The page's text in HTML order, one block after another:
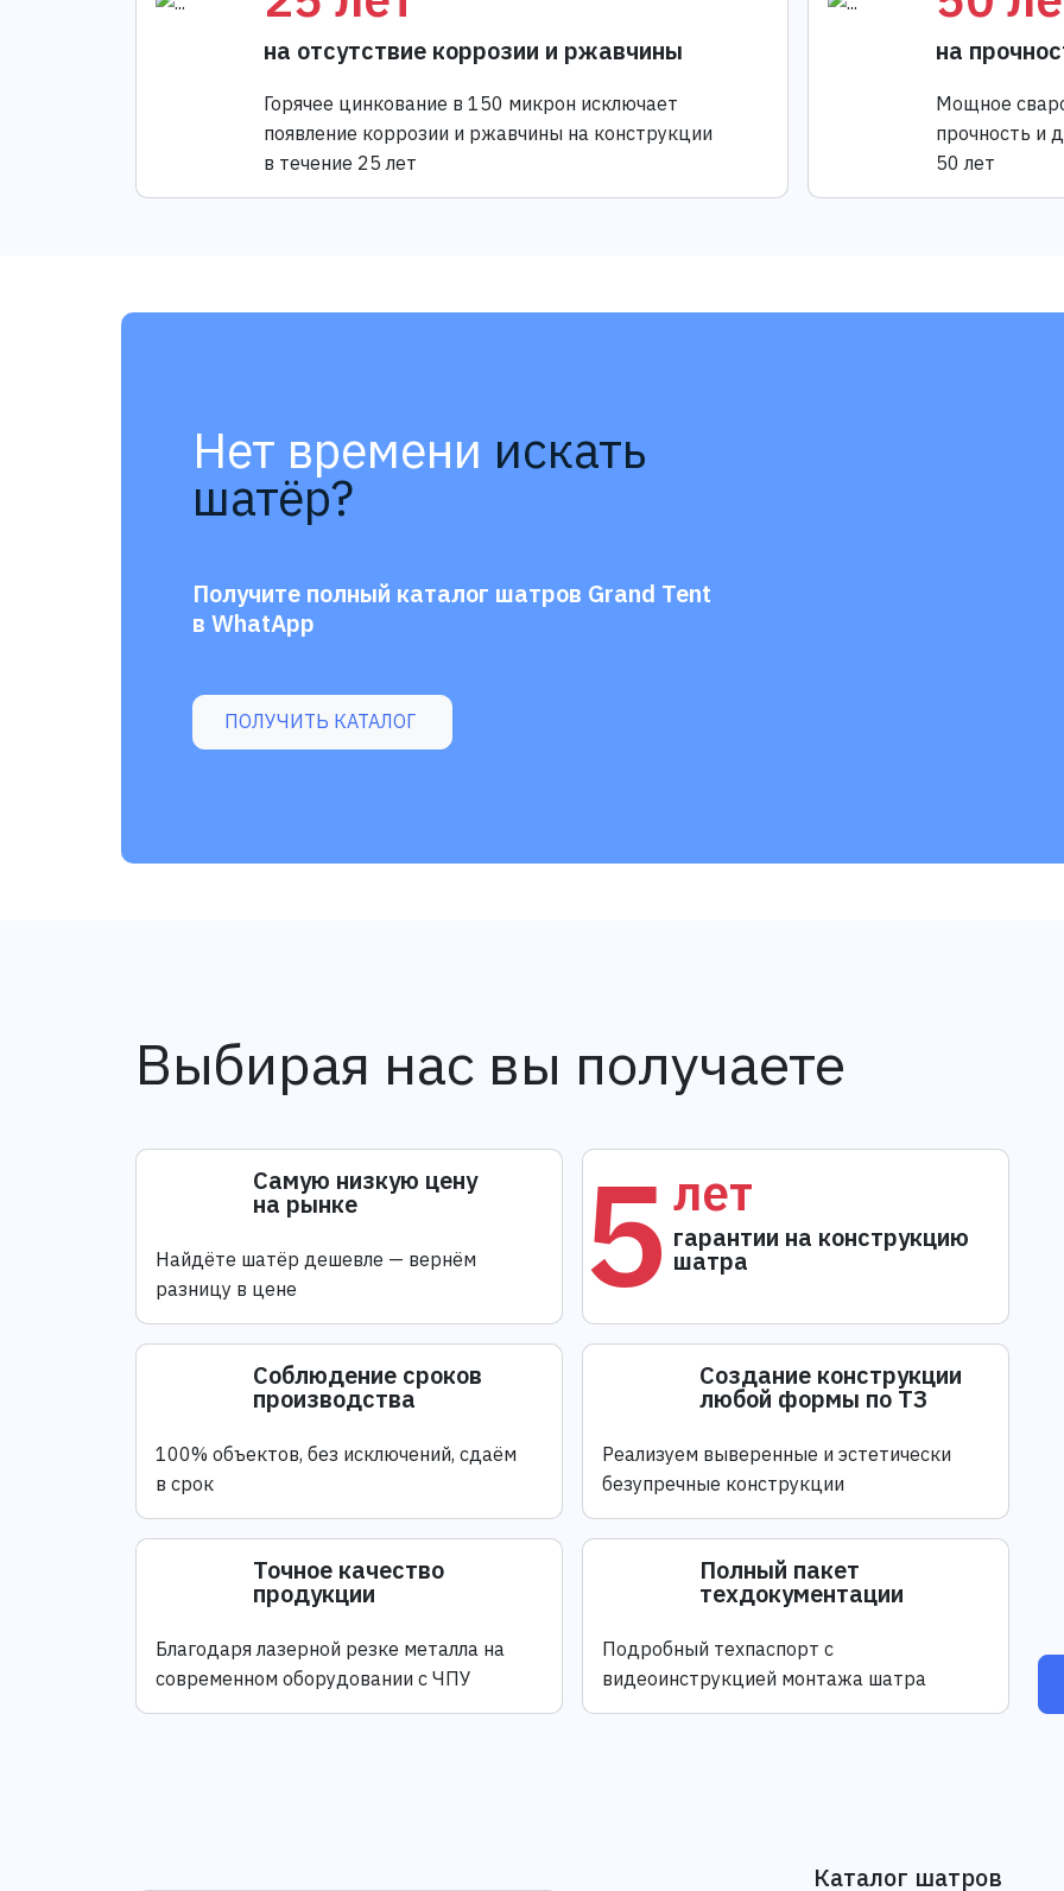
на отсутствие коррозии и ржавчины
Горячее цинкование в 150 микрон исключает
появление коррозии и ржавчины на конструкции
в течение 25 лет
на
Мощное
прочность и
50 лет
Нет времени искать
шатёр?
Получите полный каталог шатров Grand Tent
в WhatApp
ПОЛУЧИТЬ КАТАЛОГ
Выбирая нас вы получаете
Самую низкую цену
на рынке
Найдёте шатёр дешевле — вернём
разницу в цене
5лет
гарантии на конструкцию
шатра
Соблюдение сроков
производства
100% объектов, без исключений, сдаём
в срок
Создание конструкции
любой формы по ТЗ
Реализуем выверенные и эстетически
безупречные конструкции
Точное качество
продукции
Благодаря лазерной резке металла на
современном оборудовании с ЧПУ
Полный пакет
техдокументации
Подробный техпаспорт с
видеоинструкцией монтажа шатра
Каталог шатров